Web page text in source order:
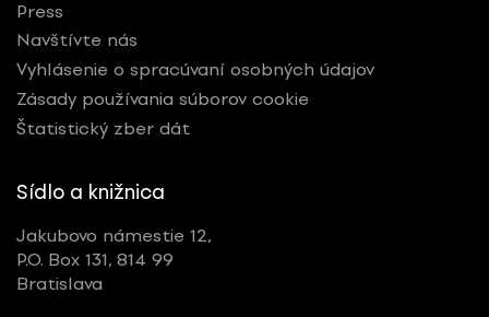
Press
Navštívte nás
Vyhlásenie o spracúvaní osobných údajov
Zásady používania súborov cookie
Štatistický zber dát
Sídlo a knižnica
Jakubovo námestie 12,
P.O. Box 131, 814 99
Bratislava